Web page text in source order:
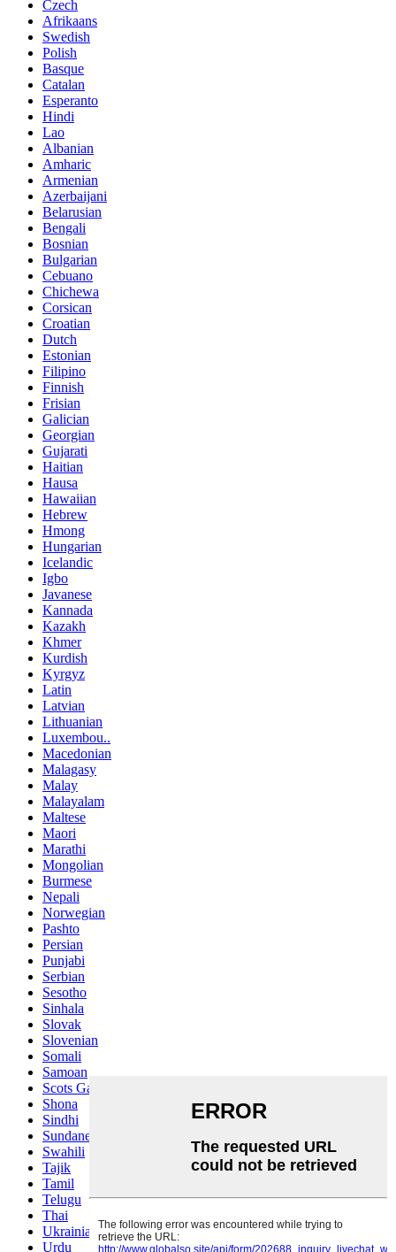
Czech
Afrikaans
Swedish
Polish
Basque
Catalan
Esperanto
Hindi
Lao
Albanian
Amharic
Armenian
Azerbaijani
Belarusian
Bengali
Bosnian
Bulgarian
Cebuano
Chichewa
Corsican
Croatian
Dutch
Estonian
Filipino
Finnish
Frisian
Galician
Georgian
Gujarati
Haitian
Hausa
Hawaiian
Hebrew
Hmong
Hungarian
Icelandic
Igbo
Javanese
Kannada
Kazakh
Khmer
Kurdish
Kyrgyz
Latin
Latvian
Lithuanian
Luxembou..
Macedonian
Malagasy
Malay
Malayalam
Maltese
Maori
Marathi
Mongolian
Burmese
Nepali
Norwegian
Pashto
Persian
Punjabi
Serbian
Sesotho
Sinhala
Slovak
Slovenian
Somali
Samoan
Scots Gaelic
Shona
Sindhi
Sundanese
Swahili
Tajik
Tamil
Telugu
Thai
Ukrainian
Urdu